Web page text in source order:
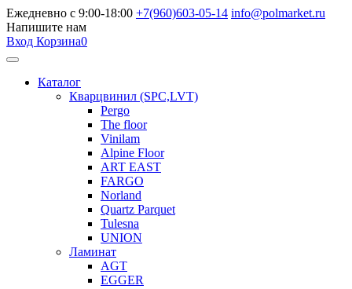
Ежедневно с 9:00-18:00 +7(960)603-05-14 info@polmarket.ru
Напишите нам
Вход Корзина0
Каталог
Кварцвинил (SPC,LVT)
Pergo
The floor
Vinilam
Alpine Floor
ART EAST
FARGO
Norland
Quartz Parquet
Tulesna
UNION
Ламинат
AGT
EGGER